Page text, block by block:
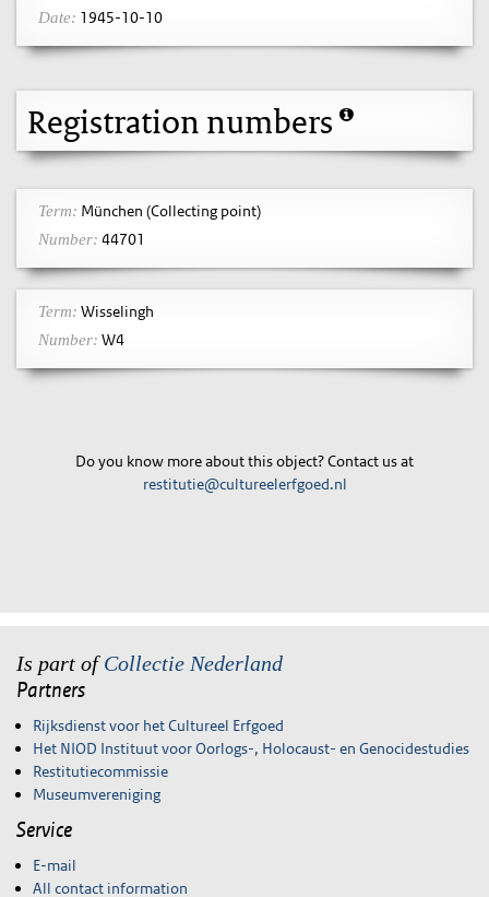
Date: 1945-10-10
Registration numbers
Term: München (Collecting point)
Number: 44701
Term: Wisselingh
Number: W4
Do you know more about this object? Contact us at
restitutie@cultureelerfgoed.nl
Is part ofCollectie Nederland
Partners
Rijksdienst voor het Cultureel Erfgoed
Het NIOD Instituut voor Oorlogs-, Holocaust- en Genocidestudies
Restitutiecommissie
Museumvereniging
Service
E-mail
All contact information